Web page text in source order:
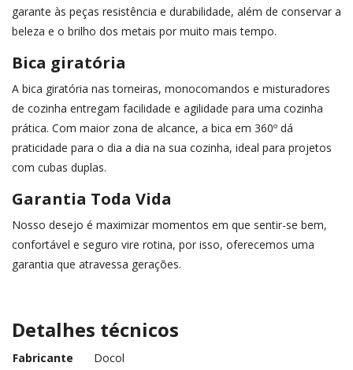
garante às peças resistência e durabilidade, além de conservar a
beleza e o brilho dos metais por muito mais tempo.
Bica giratória
A bica giratória nas torneiras, monocomandos e misturadores
de cozinha entregam facilidade e agilidade para uma cozinha
prática. Com maior zona de alcance, a bica em 360º dá
praticidade para o dia a dia na sua cozinha, ideal para projetos
com cubas duplas.
Garantia Toda Vida
Nosso desejo é maximizar momentos em que sentir-se bem,
confortável e seguro vire rotina, por isso, oferecemos uma
garantia que atravessa gerações.
Detalhes técnicos
Fabricante
‎Docol